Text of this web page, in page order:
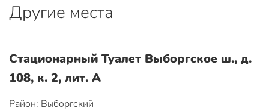
Другие места
Стационарный Туалет Выборгское ш., д.
108, к. 2, лит. А
Район: Выборгский